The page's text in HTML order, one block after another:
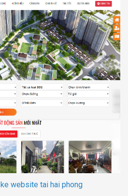
website tai hai phong